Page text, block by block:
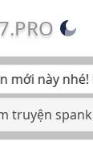
này nhé! Mãi
truyện